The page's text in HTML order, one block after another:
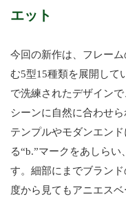
エット
今回の新作は、フレー
む5型15種類を展開して
で洗練されたデザイン
シーンに自然に合わせ
テンプルやモダンエン
る“b.”マークをあしら
す。細部にまでブラン
度から見てもアニエス